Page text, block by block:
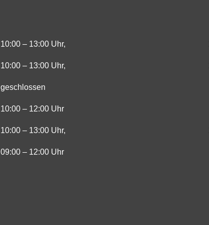
10:00 – 13:00 Uhr,
10:00 – 13:00 Uhr,
geschlossen
10:00 – 12:00 Uhr
10:00 – 13:00 Uhr,
09:00 – 12:00 Uhr